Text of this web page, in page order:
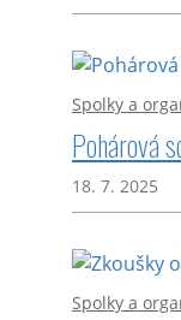
Spolky a
Pohárová
18. 7. 2025
Spolky a